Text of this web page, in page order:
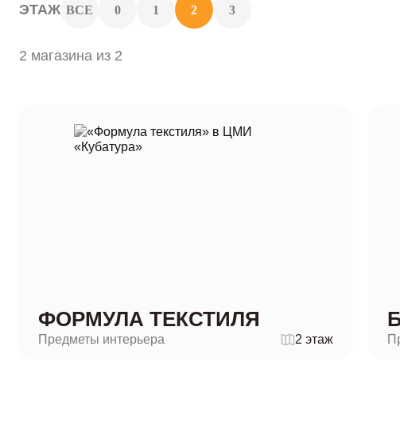
ЭТАЖ ВСЕ 0 1 2 3
2 магазина из 2
ФОРМУЛА ТЕКСТИЛЯ
Предметы интерьера 2 этаж